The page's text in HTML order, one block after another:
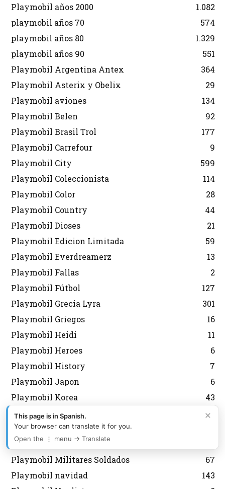
Playmobil años 2000
1.082
playmobil años 70
574
playmobil años 80
1.329
playmobil años 90
551
Playmobil Argentina Antex
364
Playmobil Asterix y Obelix
29
Playmobil aviones
134
Playmobil Belen
92
Playmobil Brasil Trol
177
Playmobil Carrefour
9
Playmobil City
599
Playmobil Coleccionista
114
Playmobil Color
28
Playmobil Country
44
Playmobil Dioses
21
Playmobil Edicion Limitada
59
Playmobil Everdreamerz
13
Playmobil Fallas
2
Playmobil Fútbol
127
Playmobil Grecia Lyra
301
Playmobil Griegos
16
Playmobil Heidi
11
Playmobil Heroes
6
Playmobil History
7
Playmobil Japon
6
Playmobil Korea
43
Playmobil Magic
Playmobil medieval
Playmobil Mexico Aurimat
Playmobil Militares Soldados
67
Playmobil navidad
143
×
This page is in Spanish.
Your browser can translate it for you.
Open the ⋮ menu → Translate